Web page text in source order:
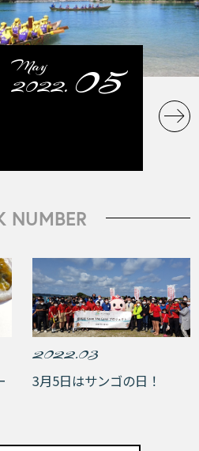
May
2022. 05
NUMBER
2022.03
3月5日はサンゴの日！